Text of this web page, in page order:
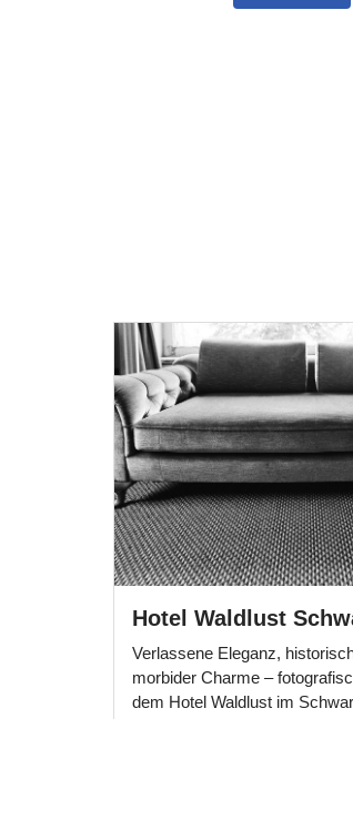
Hotel Waldlust
Verlassene Eleganz,
morbider Charme –
dem Hotel Waldlust im